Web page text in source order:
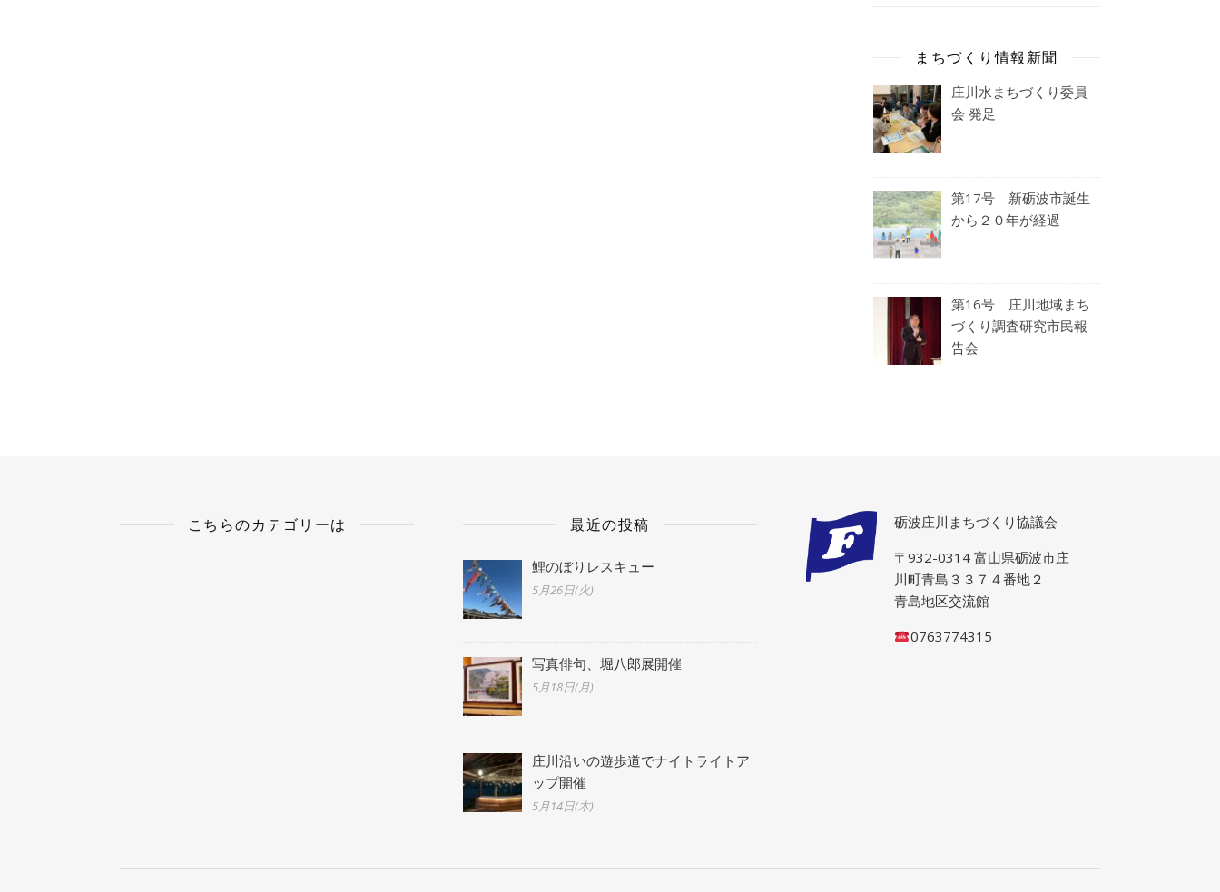
まちづくり情報新聞
庄川水まちづくり委員
会 発足
第17号 新砺波市誕生
から２０年が経過
第16号 庄川地域まち
づくり調査研究市民報
告会
こちらのカテゴリーは 最近の投稿
鯉のぼりレスキュー
5月26日(火)
写真俳句、堀八郎展開催
5月18日(月)
庄川沿いの遊歩道でナイトライトア
ップ開催
5月14日(木)
砺波庄川まちづくり協議会
〒932-0314 富山県砺波市庄
川町青島３３７４番地２
青島地区交流館
0763774315